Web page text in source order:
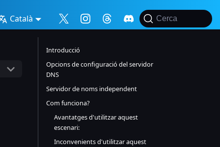
Català Cerca
Introducció
Opcions de configuració del servidor
DNS
Servidor de noms independent
Com funciona?
Avantatges d'utilitzar aquest
escenari:
Inconvenients d'utilitzar aquest